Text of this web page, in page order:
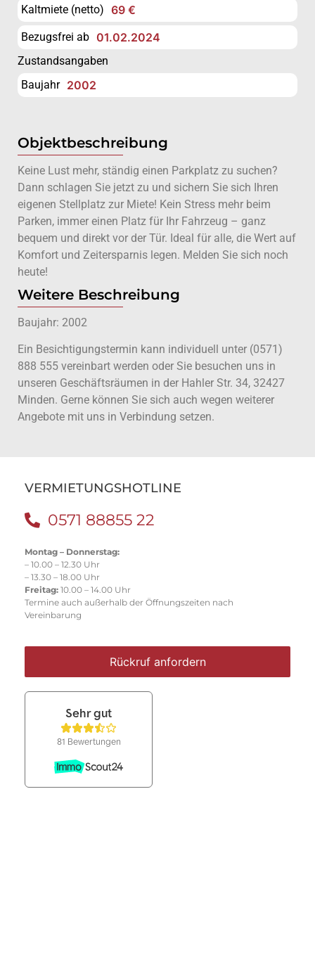
Kaltmiete (netto) 69 €
Bezugsfrei ab 01.02.2024
Zustandsangaben
Baujahr 2002
Objektbeschreibung
Keine Lust mehr, ständig einen Parkplatz zu suchen?
Dann schlagen Sie jetzt zu und sichern Sie sich Ihren
eigenen Stellplatz zur Miete! Kein Stress mehr beim
Parken, immer einen Platz für Ihr Fahrzeug – ganz
bequem und direkt vor der Tür. Ideal für alle, die Wert auf
Komfort und Zeitersparnis legen. Melden Sie sich noch
heute!
Weitere Beschreibung
Baujahr: 2002
Ein Besichtigungstermin kann individuell unter (0571)
888 555 vereinbart werden oder Sie besuchen uns in
unseren Geschäftsräumen in der Hahler Str. 34, 32427
Minden. Gerne können Sie sich auch wegen weiterer
Angebote mit uns in Verbindung setzen.
VERMIETUNGSHOTLINE
0571 88855 22
Montag – Donnerstag:
– 10.00 – 12.30 Uhr
– 13.30 – 18.00 Uhr
Freitag: 10.00 – 14.00 Uhr
Termine auch außerhalb der Öffnungszeiten nach
Vereinbarung
Rückruf anfordern